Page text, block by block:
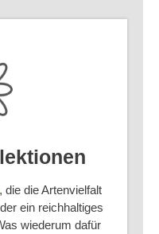
, die die Artenvielfalt
ein reichhaltiges
wiederum dafür